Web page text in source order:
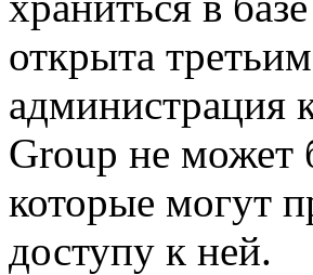
открыта
администрация
Group не может
которые могут
доступу к ней.